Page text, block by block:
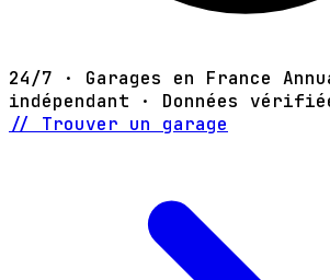
24/7 · Garages en France
indépendant · Données
// Trouver un garage